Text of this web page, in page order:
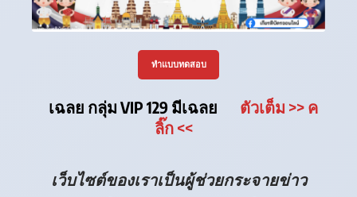
ทำแบบทดสอบ
เฉลย กลุ่ม VIP 129 มีเฉลย ตัวเต็ม >> ค
ลิ๊ก <<
เว็บไซต์ของเราเป็นผู้ช่วยกระจายข่าว